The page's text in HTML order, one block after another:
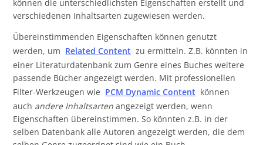
können die unterschiedlichsten Eigenschaften erstellt und
verschiedenen Inhaltsarten zugewiesen werden.
Übereinstimmenden Eigenschaften können genutzt
werden, um Related Content zu ermitteln. Z.B. könnten in
einer Literaturdatenbank zum Genre eines Buches weitere
passende Bücher angezeigt werden. Mit professionellen
Filter-Werkzeugen wie PCM Dynamic Content können
auch andere Inhaltsarten angezeigt werden, wenn
Eigenschaften übereinstimmen. So könnten z.B. in der
selben Datenbank alle Autoren angezeigt werden, die dem